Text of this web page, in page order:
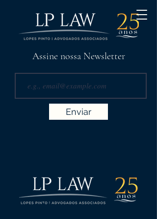
Assine nossa Newsletter
Enviar